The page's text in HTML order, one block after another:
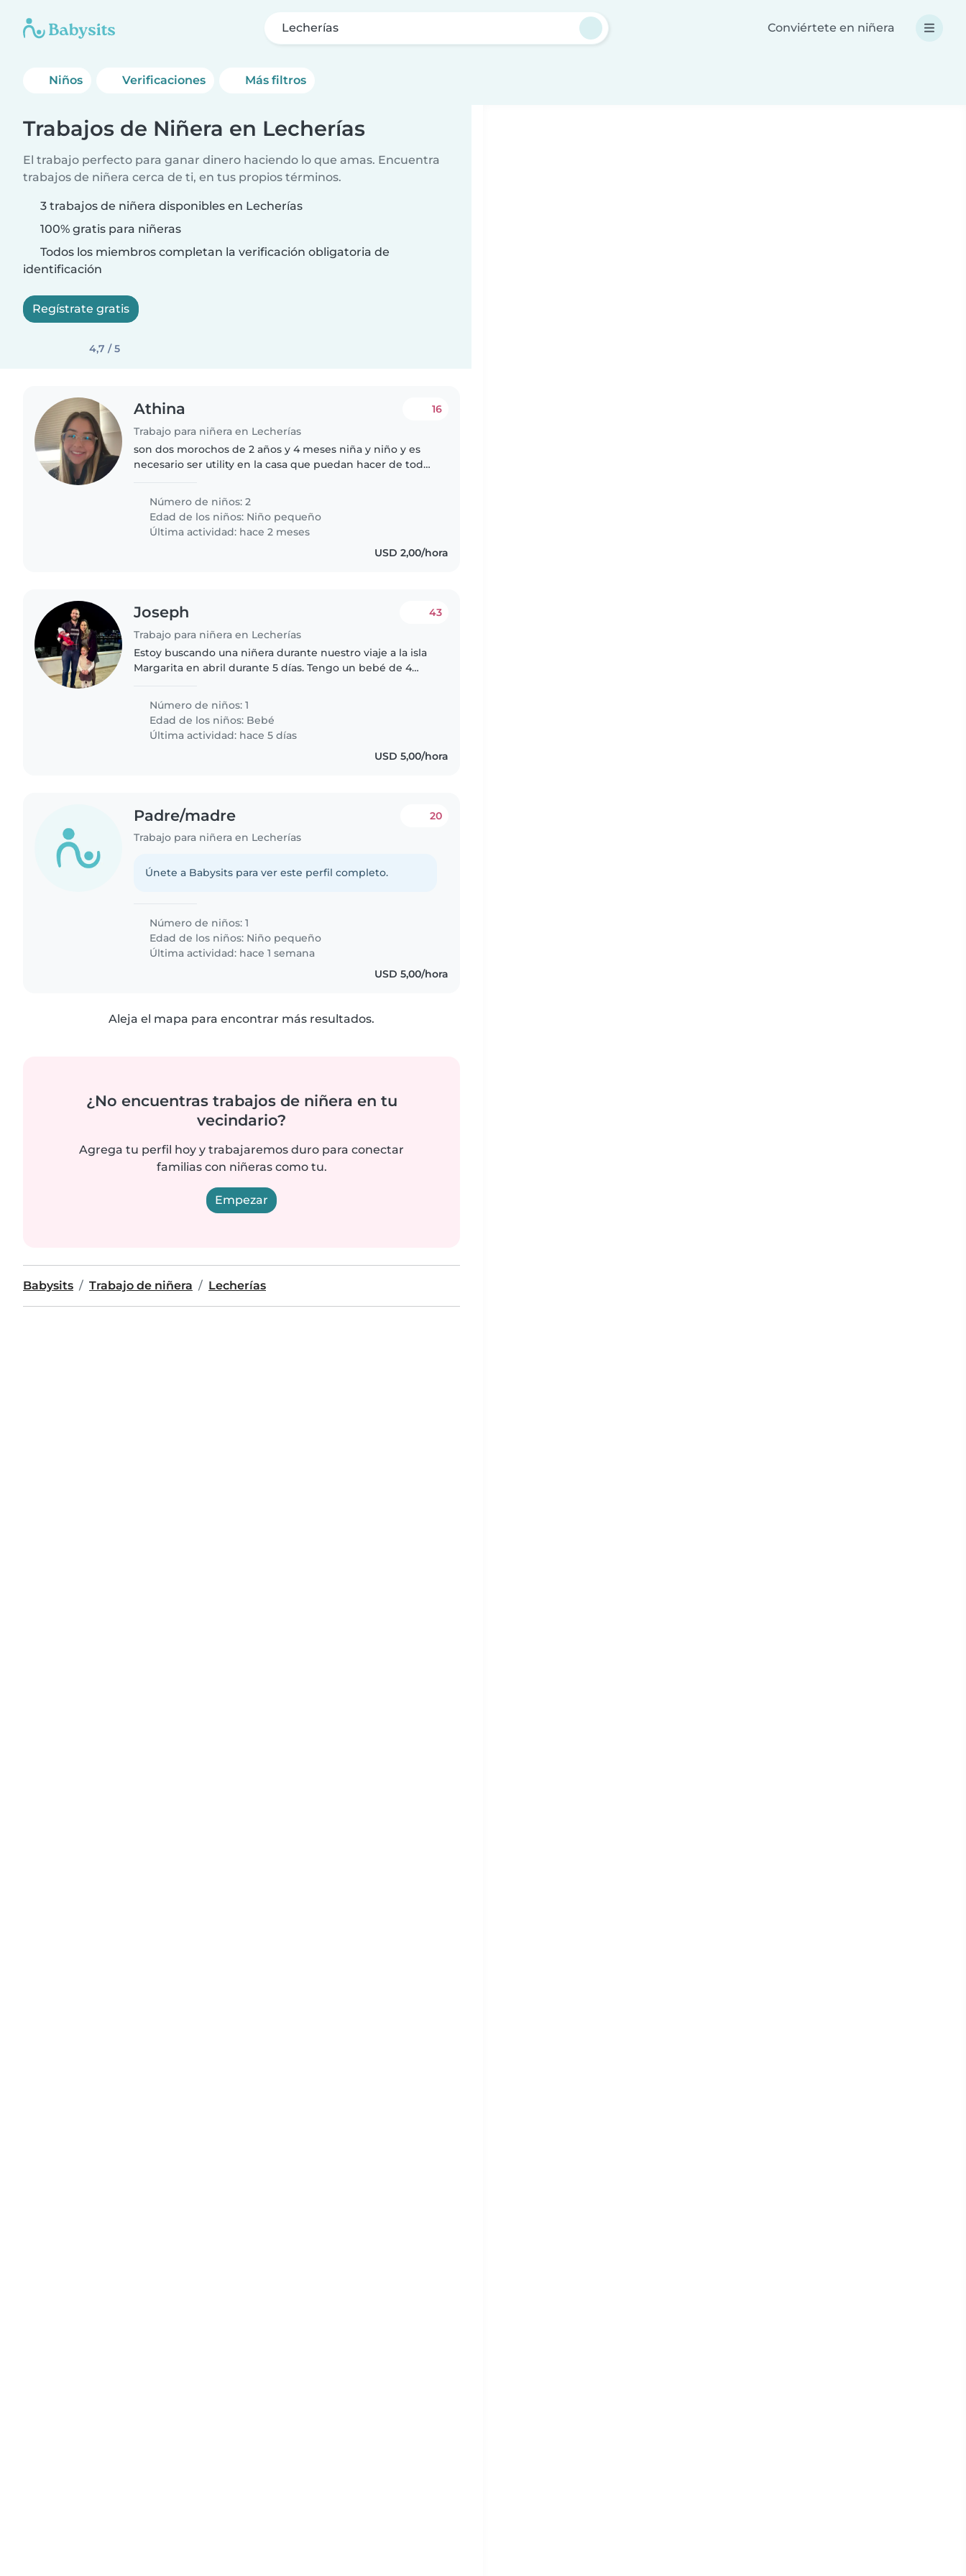
Lecherías Conviértete en niñera
Niños Verificaciones Más filtros
Trabajos de Niñera en Lecherías
El trabajo perfecto para ganar dinero haciendo lo que amas. Encuentra
trabajos de niñera cerca de ti, en tus propios términos.
3 trabajos de niñera disponibles en Lecherías
100% gratis para niñeras
Todos los miembros completan la verificación obligatoria de
identificación
Regístrate gratis
4,7 / 5
Athina
Trabajo para niñera en Lecherías
16
son dos morochos de 2 años y 4 meses niña y niño y es
necesario ser utility en la casa que puedan hacer de todo
Número de niños: 2
Edad de los niños: Niño pequeño
Última actividad: hace 2 meses
USD 2,00/hora
Joseph
Trabajo para niñera en Lecherías
43
Estoy buscando una niñera durante nuestro viaje a la isla
Margarita en abril durante 5 días. Tengo un bebé de 4
Número de niños: 1
Edad de los niños: Bebé
Última actividad: hace 5 días
USD 5,00/hora
Padre/madre
Trabajo para niñera en Lecherías
20
Únete a Babysits para ver este perfil completo.
Número de niños: 1
Edad de los niños: Niño pequeño
Última actividad: hace 1 semana
USD 5,00/hora
Aleja el mapa para encontrar más resultados.
¿No encuentras trabajos de niñera en tu
vecindario?
Agrega tu perfil hoy y trabajaremos duro para conectar
familias con niñeras como tu.
Empezar
Babysits Trabajo de niñera Lecherías